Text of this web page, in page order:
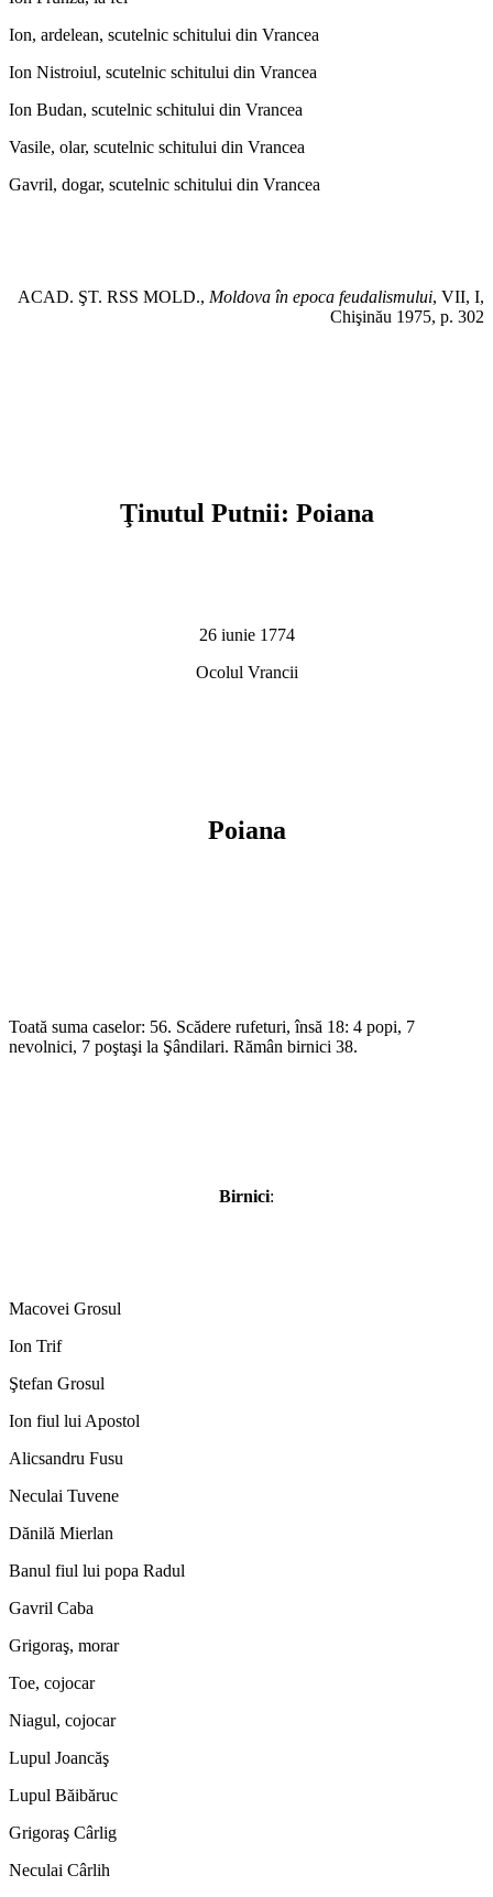
Ion, ardelean, scutelnic schitului din Vrancea
Ion Nistroiul, scutelnic schitului din Vrancea
Ion Budan, scutelnic schitului din Vrancea
Vasile, olar, scutelnic schitului din Vrancea
Gavril, dogar, scutelnic schitului din Vrancea
ACAD. ŞT. RSS MOLD., Moldova în epoca feudalismului, VII, I,
Chişinău 1975, p. 302
Ţinutul Putnii: Poiana
26 iunie 1774
Ocolul Vrancii
Poiana
Toată suma caselor: 56. Scădere rufeturi, însă 18: 4 popi, 7
nevolnici, 7 poştaşi la Şândilari. Rămân birnici 38.
Birnici:
Macovei Grosul
Ion Trif
Ştefan Grosul
Ion fiul lui Apostol
Alicsandru Fusu
Neculai Tuvene
Dănilă Mierlan
Banul fiul lui popa Radul
Gavril Caba
Grigoraş, morar
Toe, cojocar
Niagul, cojocar
Lupul Joancăş
Lupul Băibăruc
Grigoraş Cârlig
Neculai Cârlih